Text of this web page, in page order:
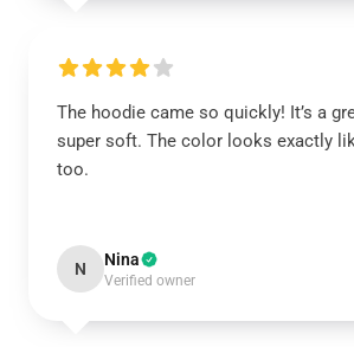
The hoodie came so quickly! It’s a
super soft. The color looks exactly
too.
N Nina
Verified owner